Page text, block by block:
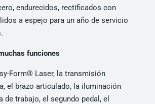
endurecidos, rectificados con
a espejo para un año de servicio
funciones
Form® Laser, la transmisión
el brazo articulado, la iluminación
de trabajo, el segundo pedal, el